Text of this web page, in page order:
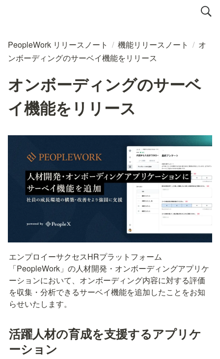
PeopleWork リリースノート / 機能リリースノート / オ
ンボーディングのサーベイ機能をリリース
オンボーディングのサーベ
イ機能をリリース
エンプロイーサクセスHRプラットフォーム
「PeopleWork」の人材開発・オンボーディングアプリケ
ーションにおいて、オンボーディング内容に対する評価
を収集・分析できるサーベイ機能を追加したことをお知
らせいたします。
活躍人材の育成を支援するアプリケ
ーション